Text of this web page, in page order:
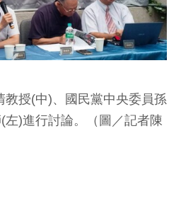
授(中)、國民黨中央委員孫
左)進行討論。（圖／記者陳